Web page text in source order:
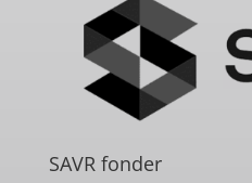
SAVR fonder